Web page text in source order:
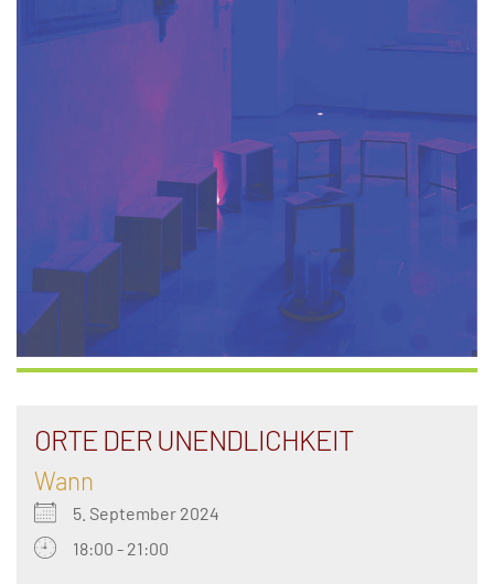
ORTE DER UNENDLICHKEIT
Wann
5. September 2024
18:00 - 21:00